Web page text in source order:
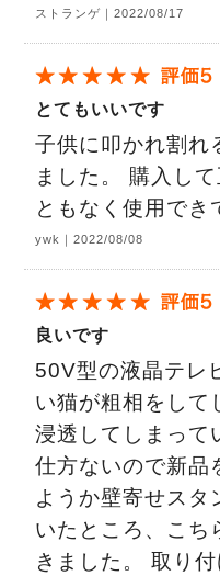
ストランゲ｜2022/08/17
とてもいいです
子供に叩かれ割れ
ました。 購入し
ともなく使用でき
ywk｜2022/08/08
良いです
50V型の液晶テレ
い猫が粗相をして
浸透してしまって
仕方ないので新品
ようか壁寄せスタ
いたところ、こち
きました。 取り